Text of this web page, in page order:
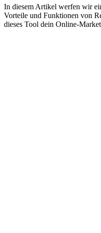
In diesem Artikel werfen wir
Vorteile und Funktionen von
dieses Tool dein Online-